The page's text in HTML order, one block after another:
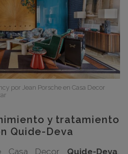
por Jean Porsche en Casa Decor
y tratamiento
Quide-Deva
Casa Decor Quide-Deva,